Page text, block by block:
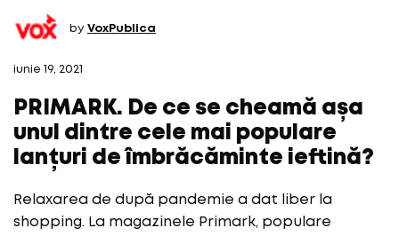
by VoxPublica
iunie 19, 2021
PRIMARK. De ce se cheamă așa
unul dintre cele mai populare
lanțuri de îmbrăcăminte ieftină?
Relaxarea de după pandemie a dat liber la
shopping. La magazinele Primark, populare